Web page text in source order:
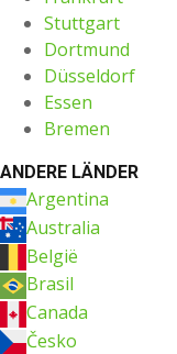
Stuttgart
Dortmund
Düsseldorf
Essen
Bremen
ANDERE LÄNDER
Argentina
Australia
België
Brasil
Canada
Česko